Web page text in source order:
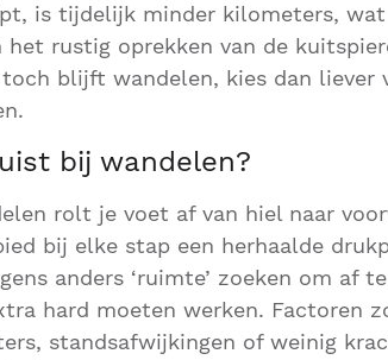
is tijdelijk minder kilometers,
het rustig oprekken van de
blijft wandelen, kies dan liever
bij wandelen?
rolt je voet af van hiel naar
bij elke stap een herhaalde
anders ‘ruimte’ zoeken om af
hard moeten werken. Factoren
standsafwijkingen of weinig